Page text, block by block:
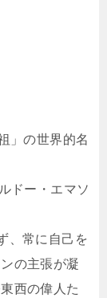
」の世界的名
ドー・エマソ
、常に自己を
の主張が凝
西の偉人た